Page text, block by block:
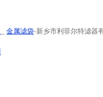
金属滤袋-新乡市利菲尔特滤器